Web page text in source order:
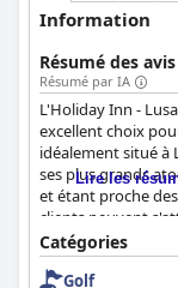
Information
Résumé des avis
Résumé par IA
L'Holiday Inn -
excellent choix
idéalement situé à
ses plus grands
et étant proche
clients peuvent
beaucoup de
tarif journalier. Les
propreté, leurs
Lire les
Catégories
Golf